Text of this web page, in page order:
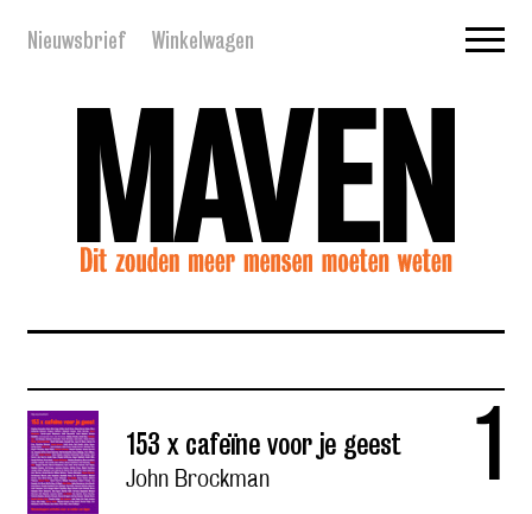
Nieuwsbrief Winkelwagen
1
153 x cafeïne voor je geest
John Brockman